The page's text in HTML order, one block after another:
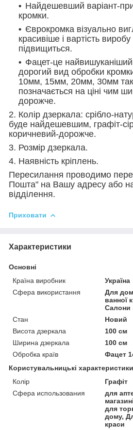
Найдешевший варіант-
кромки.
Єврокромка візуально
красивіше і вартість
підвищиться.
Фацет-це найвишуканіший
дорогий вид обробки
10мм, 15мм, 20мм, 30мм
позначається на ціні чим
дорожче.
2. Колір дзеркала: срібло-
буде найдешевшим, графіт-
коричневий-дорожче.
3. Розмір дзеркала.
4. Наявність кріплень.
Пересилання проводимо
Пошта" на Вашу адресу або
відділення.
Приховати
Характеристики
Основні
Країна виробник
Україна
Сфера використання
Для
ванної
Салони
Стан
Новий
Висота дзеркала
100 см
Ширина дзеркала
100 см
Обробка країв
Фацет
Користувальницькі характеристики
Колір
Графіт
Сфера использования
для
для
дому,
краси